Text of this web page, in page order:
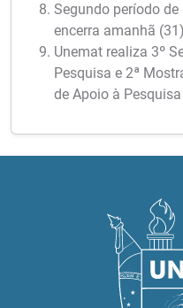
Segundo período
encerra amanhã (31)
Unemat realiza 3º
Pesquisa e 2ª
de Apoio à